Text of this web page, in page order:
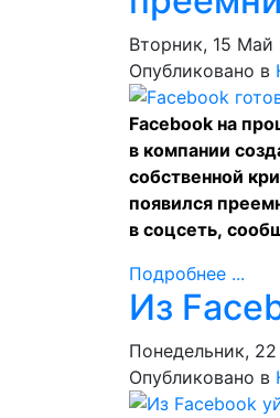
Вторник, 15 Май
Опубликовано в
Facebook на
в компании
собственной
появился
в соцсеть,
Подробнее ...
Из
Понедельник,
Опубликовано в